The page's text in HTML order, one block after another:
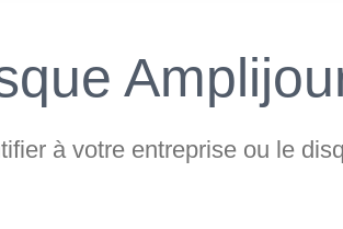
à votre entreprise ou le